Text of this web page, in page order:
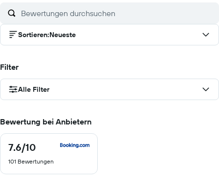
Sortieren:Neueste
Filter
Alle Filter
Bewertung bei Anbietern
7.6/10
7.6
10
101 Bewertungen